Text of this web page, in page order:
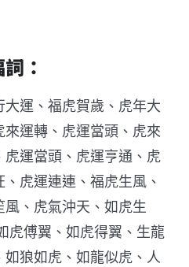
：
大運、福虎賀歲、虎年大
來運轉、虎運當頭、虎來
虎運當頭、虎運亨通、虎
虎運連連、福虎生風、
風、虎氣沖天、如虎生
虎傅翼、如虎得翼、生龍
如狼如虎、如龍似虎、人